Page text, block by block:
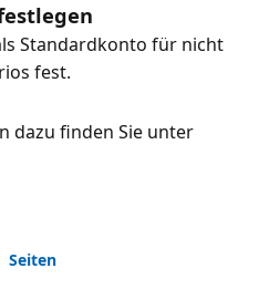
Standardkonto für nicht
fest.
dazu finden Sie unter